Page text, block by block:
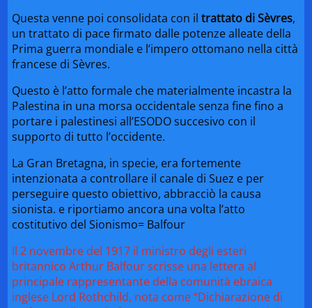
Questa venne poi consolidata con iltrattato di Sèvres,
un trattato di pace firmato dalle potenze alleate della
Prima guerra mondiale e l’impero ottomano nella città
francese di Sèvres.
Questo è l’atto formale che materialmente incastra la
Palestina in una morsa occidentale senza fine fino a
portare i palestinesi all’ESODO succesivo con il
supporto di tutto l’occidente.
La Gran Bretagna, in specie, era fortemente
intenzionata a controllare il canale di Suez e per
perseguire questo obiettivo, abbracciò la causa
sionista. e riportiamo ancora una volta l’atto
costitutivo del Sionismo= Balfour
Il 2 novembre del 1917 il ministro degli esteri
britannico Arthur Balfour scrisse una lettera al
principale rappresentante della comunità ebraica
inglese Lord Rothchild, nota come “Dichiarazione di